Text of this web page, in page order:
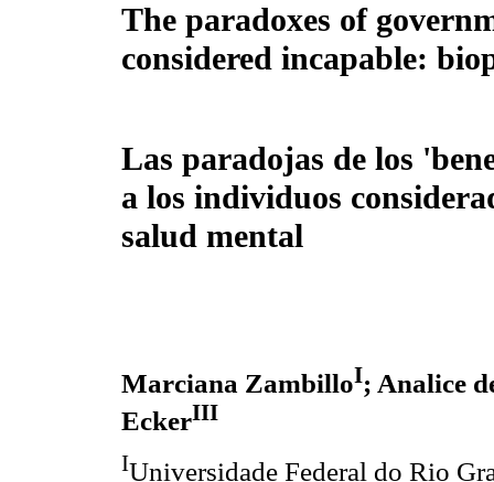
The paradoxes of
considered incapable:
Las paradojas de los
a los individuos
salud mental
Marciana ZambilloI; Analice
EckerIII
IUniversidade Federal do Rio